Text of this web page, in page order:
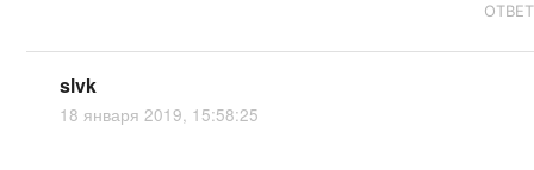
slvk
18 января 2019, 15:58:25